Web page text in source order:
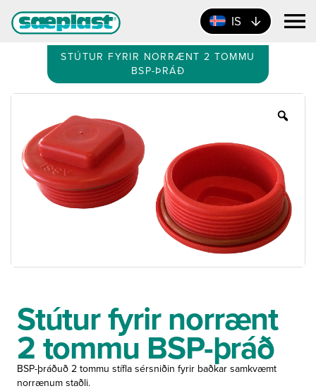
IS
STÚTUR FYRIR NORRÆNT 2 TOMMU
BSP-ÞRÁÐ
Stútur fyrir norrænt
2 tommu BSP-þráð
BSP-þráðuð 2 tommu stífla sérsniðin fyrir baðkar samkvæmt
norrænum staðli.